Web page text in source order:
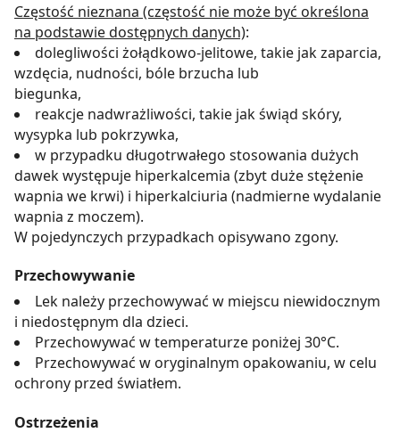
Częstość nieznana (częstość nie może być określona
na podstawie dostępnych danych):
dolegliwości żołądkowo-jelitowe, takie jak zaparcia,
wzdęcia, nudności, bóle brzucha lub
biegunka,
reakcje nadwrażliwości, takie jak świąd skóry,
wysypka lub pokrzywka,
w przypadku długotrwałego stosowania dużych
dawek występuje hiperkalcemia (zbyt duże stężenie
wapnia we krwi) i hiperkalciuria (nadmierne wydalanie
wapnia z moczem).
W pojedynczych przypadkach opisywano zgony.
Przechowywanie
Lek należy przechowywać w miejscu niewidocznym
i niedostępnym dla dzieci.
Przechowywać w temperaturze poniżej 30°C.
Przechowywać w oryginalnym opakowaniu, w celu
ochrony przed światłem.
Ostrzeżenia